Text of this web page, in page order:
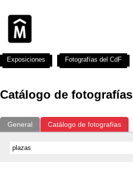
Catálogo de fotografías
General Catálogo de fotografías
Exposiciones Fotografías del CdF